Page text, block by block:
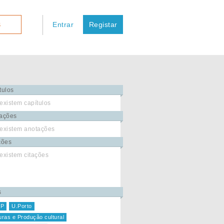
Entrar Registar
capítulos
anotações
citações
U.Porto
e Produção cultural